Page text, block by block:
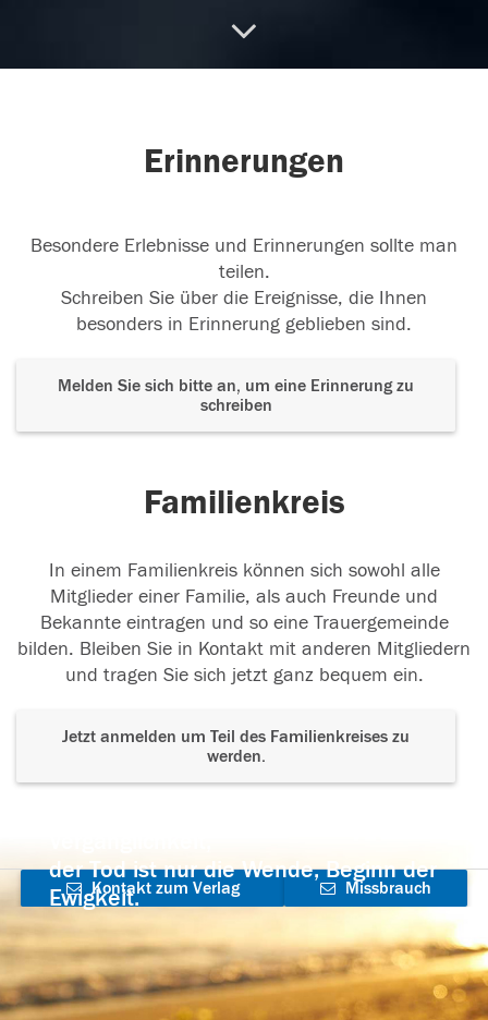
Erinnerungen
Besondere Erlebnisse und Erinnerungen sollte man
teilen.
Schreiben Sie über die Ereignisse, die Ihnen
besonders in Erinnerung geblieben sind.
Melden Sie sich bitte an, um eine Erinnerung zu
schreiben
Familienkreis
In einem Familienkreis können sich sowohl alle
Mitglieder einer Familie, als auch Freunde und
Bekannte eintragen und so eine Trauergemeinde
bilden. Bleiben Sie in Kontakt mit anderen Mitgliedern
und tragen Sie sich jetzt ganz bequem ein.
Jetzt anmelden um Teil des Familienkreises zu
werden.
der Tod ist nur die Wende, Beginn der
Ewigkeit.
Kontakt zum Verlag
aufnehmen
Missbrauch